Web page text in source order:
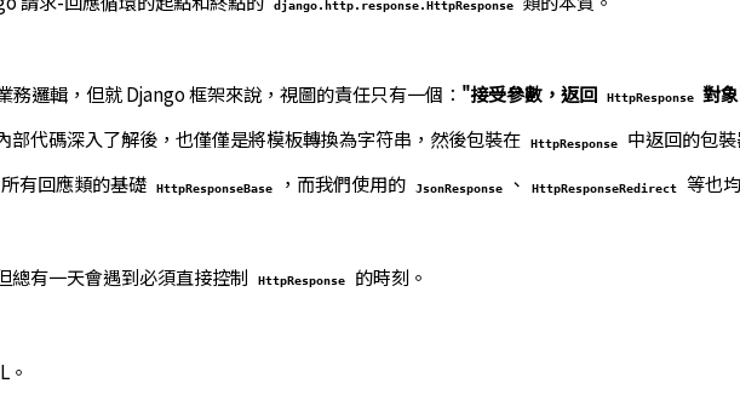
django.http.response.HttpResponse
邏輯，但就 Django 框架來說，視圖的責任只有一個： "接受參數，返回 HttpResponse 對
部代碼深入了解後，也僅僅是將模板轉換為字符串，然後包裝在 HttpResponse
中返回的包
有回應類的基礎 HttpResponseBase ，而我們使用的 JsonResponse 、 HttpResponseRedirect 等也
總有一天會遇到必須直接控制 HttpResponse 的時刻。